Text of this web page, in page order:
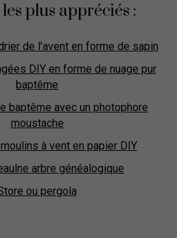
plus appréciés :
de l’avent en forme de sapin
DIY en forme de nuage pur
baptême
baptême avec un photophore
moustache
à vent en papier DIY
arbre généalogique
ou pergola